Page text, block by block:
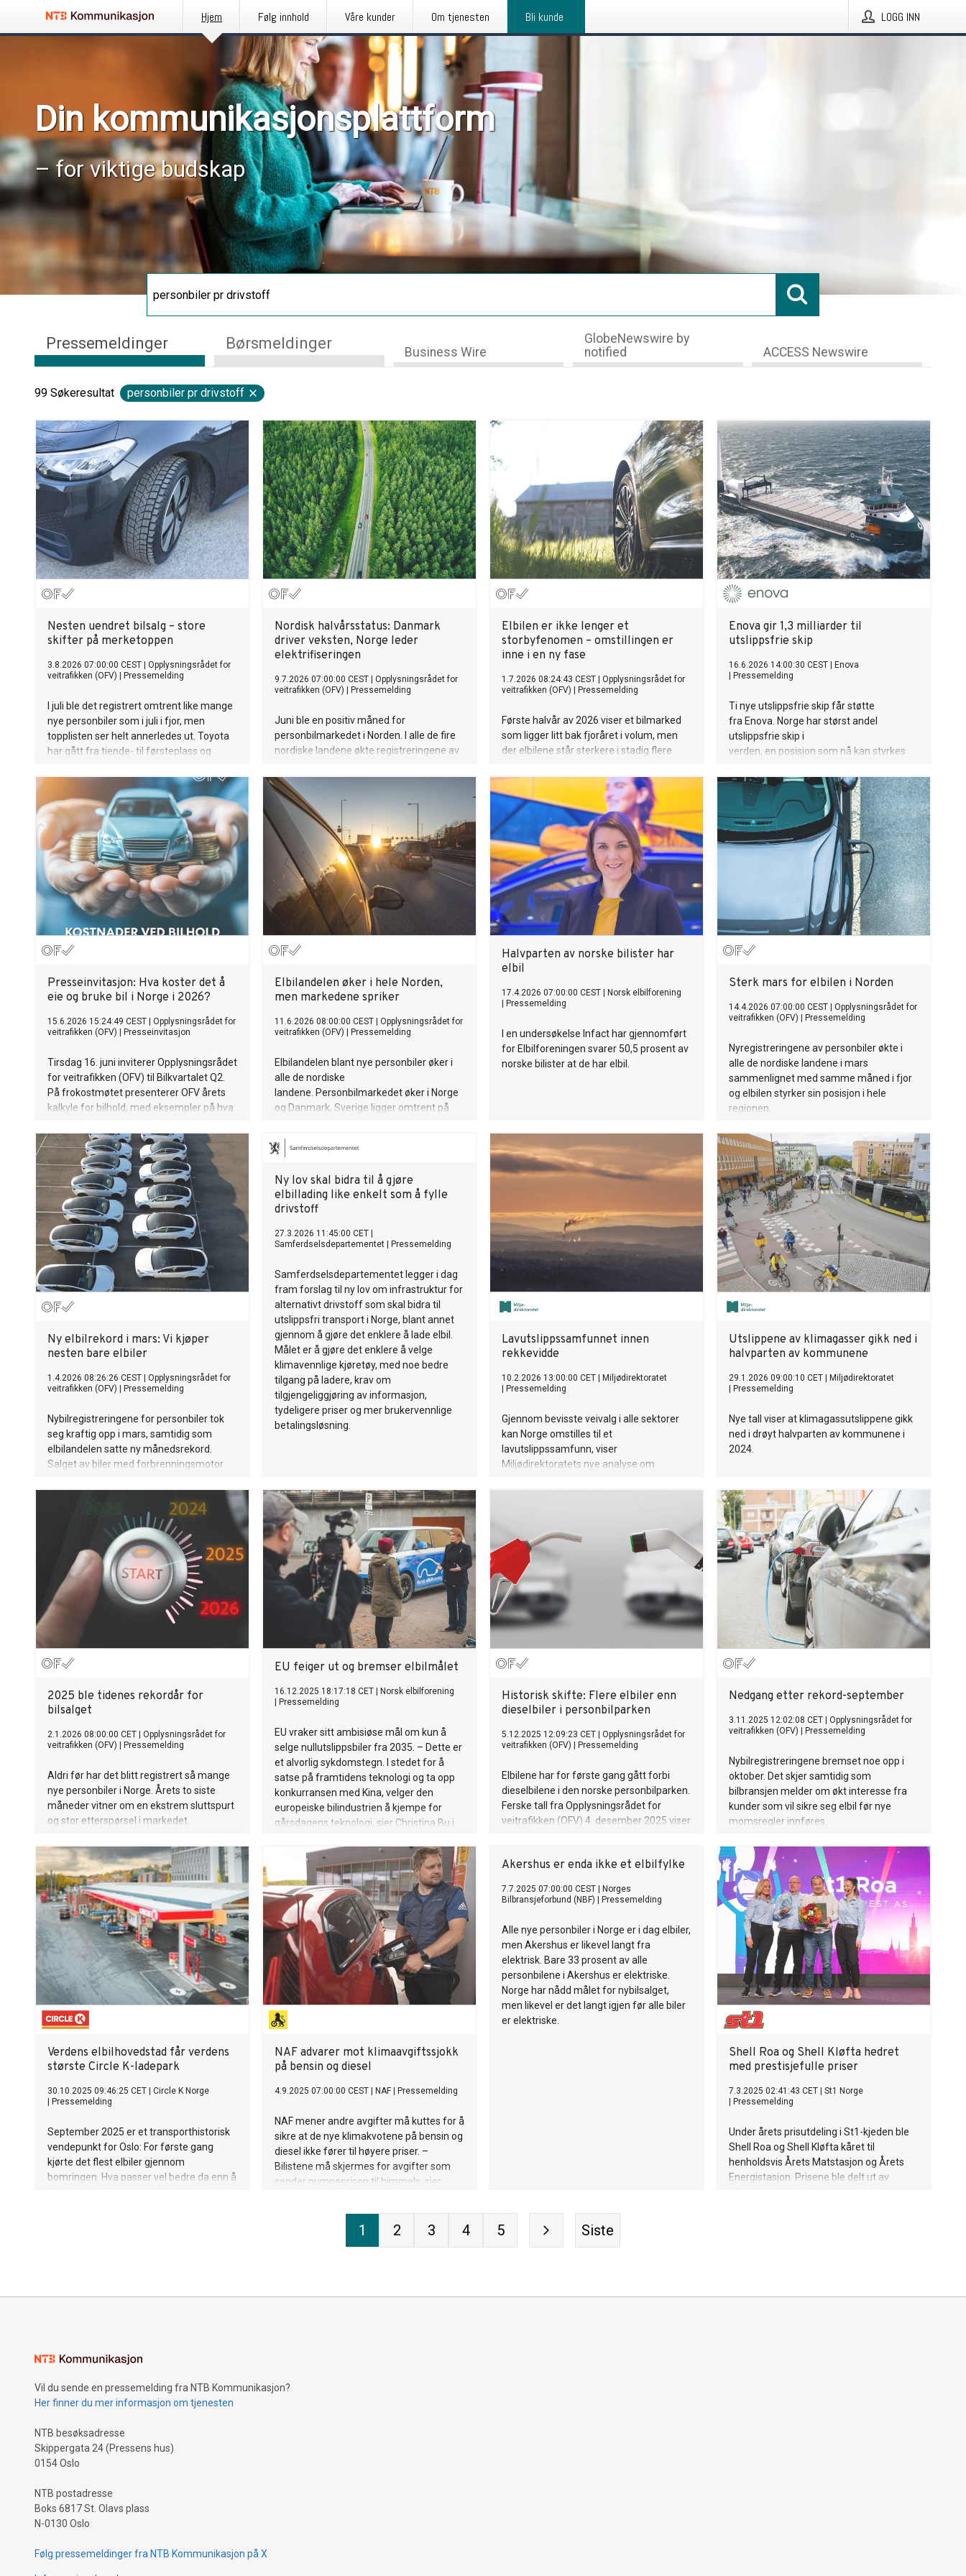
Hjem Følg innhold Våre kunder Om tjenesten Bli kunde LOGG INN
Din kommunikasjonsplattform
– for viktige budskap
Pressemeldinger Børsmeldinger Business Wire
GlobeNewswire by
notified
ACCESS Newswire
99 Søkeresultat personbiler pr drivstoff
Nesten uendret bilsalg – store
skifter på merketoppen
3.8.2026 07:00:00 CEST
Opplysningsrådet for
veitrafikken (OFV)
Pressemelding
I juli ble det registrert omtrent like mange
nye personbiler som i juli i fjor, men
topplisten ser helt annerledes ut. Toyota
har gått fra tiende- til førsteplass og
flere av fjorårets største merker har falt
tilbake.
Nordisk halvårsstatus: Danmark
driver veksten, Norge leder
elektrifiseringen
9.7.2026 07:00:00 CEST
Opplysningsrådet for
veitrafikken (OFV)
Pressemelding
Juni ble en positiv måned for
personbilmarkedet i Norden. I alle de fire
nordiske landene økte registreringene av
fjor. Samlet ble det registrert 77 609 nye
personbiler i Norge, Danmark, Sverige og
Finland.
Elbilen er ikke lenger et
storbyfenomen – omstillingen er
inne i en ny fase
1.7.2026 08:24:43 CEST
Opplysningsrådet for
veitrafikken (OFV)
Pressemelding
Første halvår av 2026 viser et bilmarked
som ligger litt bak fjoråret i volum, men
der elbilene står sterkere i stadig flere
helelektrisk, bestanden har passert én
million elektriske personbiler,
bruktmarkedet får flere elbiler og
varebilmarkedet tar nye elektriske steg.
Juni-tallene bekrefter også at elbilen er
blitt førstevalget langt utenfor storbyene.
Enova gir 1,3 milliarder til
utslippsfrie skip
16.6.2026 14:00:30 CEST
Enova
Pressemelding
Ti nye utslippsfrie skip får støtte
fra Enova. Norge har størst andel
utslippsfrie skip i
verden, en posisjon som nå kan styrkes
Presseinvitasjon: Hva koster det å
eie og bruke bil i Norge i 2026?
15.6.2026 15:24:49 CEST
Opplysningsrådet for
veitrafikken (OFV)
Presseinvitasjon
Tirsdag 16. juni inviterer Opplysningsrådet
for veitrafikken (OFV) til Bilkvartalet Q2.
På frokostmøtet presenterer OFV årets
kalkyle for bilhold, med eksempler på hva
Elbilandelen øker i hele Norden,
men markedene spriker
11.6.2026 08:00:00 CEST
Opplysningsrådet for
veitrafikken (OFV)
Pressemelding
Elbilandelen blant nye personbiler øker i
alle de nordiske
landene. Personbilmarkedet øker i Norge
og Danmark, Sverige ligger omtrent på
nedgang. Varebilregistreringene øker i tre
av fire land i mai, mens
Norden.
Halvparten av norske bilister har
elbil
17.4.2026 07:00:00 CEST
Norsk elbilforening
Pressemelding
I en undersøkelse Infact har gjennomført
for Elbilforeningen svarer 50,5 prosent av
norske bilister at de har elbil.
Sterk mars for elbilen i Norden
14.4.2026 07:00:00 CEST
Opplysningsrådet for
veitrafikken (OFV)
Pressemelding
Nyregistreringene av personbiler økte i
alle de nordiske landene i mars
sammenlignet med samme måned i fjor
og elbilen styrker sin posisjon i hele
regionen.
Ny elbilrekord i mars: Vi kjøper
nesten bare elbiler
1.4.2026 08:26:26 CEST
Opplysningsrådet for
veitrafikken (OFV)
Pressemelding
Nybilregistreringene for personbiler tok
seg kraftig opp i mars, samtidig som
elbilandelen satte ny månedsrekord.
Salget av biler med forbrenningsmotor
Ny lov skal bidra til å gjøre
elbillading like enkelt som å fylle
drivstoff
27.3.2026 11:45:00 CET
Samferdselsdepartementet
Pressemelding
Samferdselsdepartementet legger i dag
fram forslag til ny lov om infrastruktur for
alternativt drivstoff som skal bidra til
utslippsfri transport i Norge, blant annet
gjennom å gjøre det enklere å lade elbil.
Målet er å gjøre det enklere å velge
klimavennlige kjøretøy, med noe bedre
tilgang på ladere, krav om
tilgjengeliggjøring av informasjon,
tydeligere priser og mer brukervennlige
betalingsløsning.
Lavutslippssamfunnet innen
rekkevidde
10.2.2026 13:00:00 CET
Miljødirektoratet
Pressemelding
Gjennom bevisste veivalg i alle sektorer
kan Norge omstilles til et
lavutslippssamfunn, viser
Miljødirektoratets nye analyse om
Utslippene av klimagasser gikk ned i
halvparten av kommunene
29.1.2026 09:00:10 CET
Miljødirektoratet
Pressemelding
Nye tall viser at klimagassutslippene gikk
ned i drøyt halvparten av kommunene i
2024.
2025 ble tidenes rekordår for
bilsalget
2.1.2026 08:00:00 CET
Opplysningsrådet for
veitrafikken (OFV)
Pressemelding
Aldri før har det blitt registrert så mange
nye personbiler i Norge. Årets to siste
måneder vitner om en ekstrem sluttspurt
og stor etterspørsel i markedet.
EU feiger ut og bremser elbilmålet
16.12.2025 18:17:18 CET
Norsk elbilforening
Pressemelding
EU vraker sitt ambisiøse mål om kun å
selge nullutslippsbiler fra 2035. – Dette er
et alvorlig sykdomstegn. I stedet for å
satse på framtidens teknologi og ta opp
konkurransen med Kina, velger den
europeiske bilindustrien å kjempe for
gårsdagens teknologi, sier Christina Bu i
Historisk skifte: Flere elbiler enn
dieselbiler i personbilparken
5.12.2025 12:09:23 CET
Opplysningsrådet for
veitrafikken (OFV)
Pressemelding
Elbilene har for første gang gått forbi
dieselbilene i den norske personbilparken.
Ferske tall fra Opplysningsrådet for
veitrafikken (OFV) 4. desember 2025 viser
milepæl i utviklingen av den norske
Nedgang etter rekord-september
3.11.2025 12:02:08 CET
Opplysningsrådet for
veitrafikken (OFV)
Pressemelding
Nybilregistreringene bremset noe opp i
oktober. Det skjer samtidig som
bilbransjen melder om økt interesse fra
kunder som vil sikre seg elbil før nye
momsregler innføres.
Verdens elbilhovedstad får verdens
største Circle K-ladepark
30.10.2025 09:46:25 CET
Circle K Norge
Pressemelding
September 2025 er et transporthistorisk
vendepunkt for Oslo: For første gang
kjørte det flest elbiler gjennom
bomringen. Hva passer vel bedre da enn å
NAF advarer mot klimaavgiftssjokk
på bensin og diesel
4.9.2025 07:00:00 CEST NAF Pressemelding
NAF mener andre avgifter må kuttes for å
sikre at de nye klimakvotene på bensin og
diesel ikke fører til høyere priser. –
Bilistene må skjermes for avgifter som
sender pumpeprisen til himmels, sier
Akershus er enda ikke et elbilfylke
7.7.2025 07:00:00 CEST
Norges
Bilbransjeforbund (NBF)
Pressemelding
Alle nye personbiler i Norge er i dag elbiler,
men Akershus er likevel langt fra
elektrisk. Bare 33 prosent av alle
personbilene i Akershus er elektriske.
Norge har nådd målet for nybilsalget,
men likevel er det langt igjen før alle biler
er elektriske.
Shell Roa og Shell Kløfta hedret
med prestisjefulle priser
7.3.2025 02:41:43 CET
St1 Norge
Pressemelding
Under årets prisutdeling i St1-kjeden ble
Shell Roa og Shell Kløfta kåret til
henholdsvis Årets Matstasjon og Årets
Energistasjon. Prisene ble delt ut av
1 2 3 4 5 Siste
Vil du sende en pressemelding fra NTB Kommunikasjon?
Her finner du mer informasjon om tjenesten
NTB besøksadresse
Skippergata 24 (Pressens hus)
0154 Oslo
NTB postadresse
Boks 6817 St. Olavs plass
N-0130 Oslo
Følg pressemeldinger fra NTB Kommunikasjon på X